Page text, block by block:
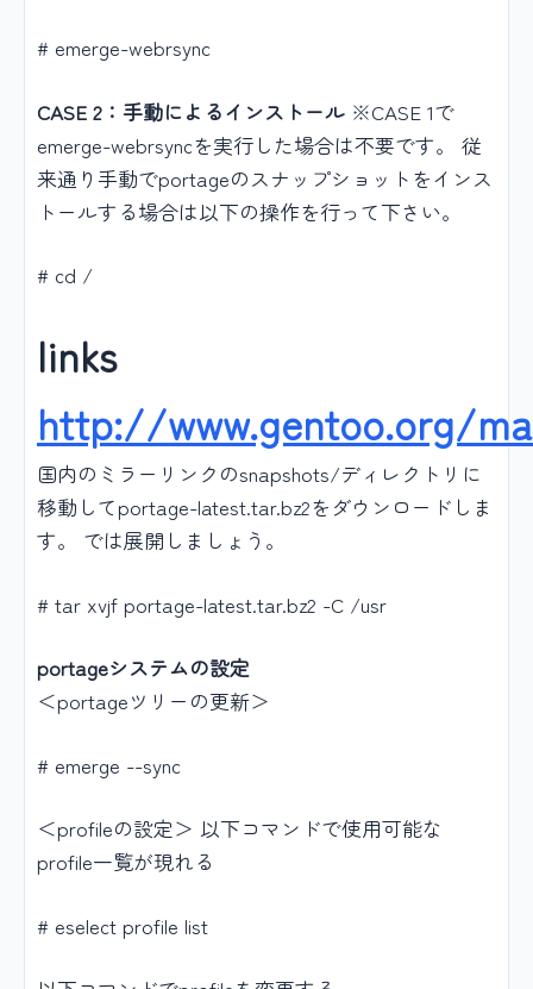
# emerge-webrsync
CASE 2：手動によるインストール ※CASE 1で
emerge-webrsyncを実行した場合は不要です。 従
来通り手動でportageのスナップショットをインス
トールする場合は以下の操作を行って下さい。
# cd /
links
http://www.gentoo.org/
国内のミラーリンクのsnapshots/ディレクトリに
移動してportage-latest.tar.bz2をダウンロードしま
す。 では展開しましょう。
# tar xvjf portage-latest.tar.bz2 -C /usr
portageシステムの設定
＜portageツリーの更新＞
# emerge --sync
＜profileの設定＞ 以下コマンドで使用可能な
profile一覧が現れる
# eselect profile list